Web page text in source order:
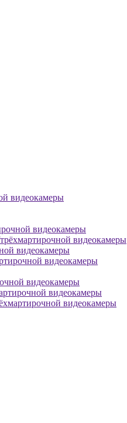
видеокамеры
видеокамеры
видеокамеры
видеокамеры
видеокамеры
видеокамеры
видеокамеры
видеокамеры